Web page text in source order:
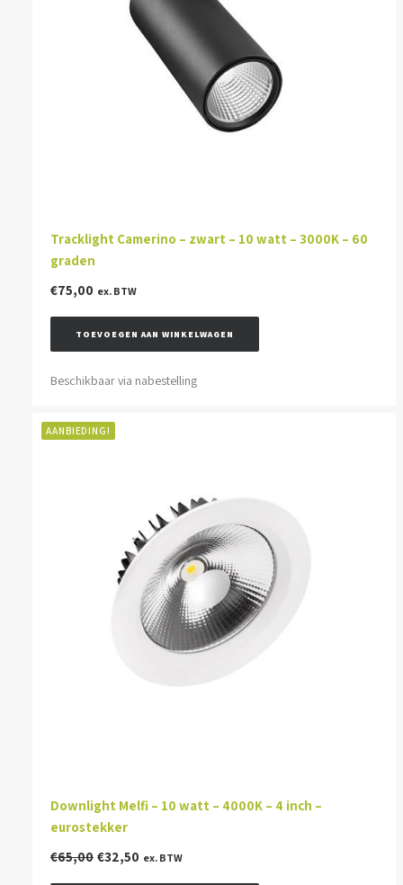
Tracklight Camerino – zwart – 10 watt – 3000K – 60
graden
€75,00 ex. BTW
TOEVOEGEN AAN WINKELWAGEN
Beschikbaar via nabestelling
AANBIEDING!
Downlight Melfi – 10 watt – 4000K – 4 inch –
eurostekker
€65,00 Oorspronkelijke
€32,50 Huidige
ex. BTW